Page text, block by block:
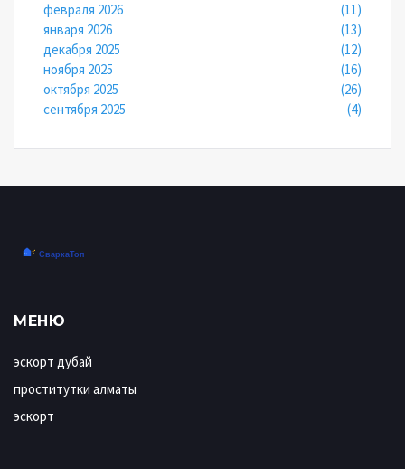
февраля 2026
(11)
января 2026
(13)
декабря 2025
(12)
ноября 2025
(16)
октября 2025
(26)
сентября 2025
(4)
МЕНЮ
эскорт дубай
проститутки алматы
эскорт